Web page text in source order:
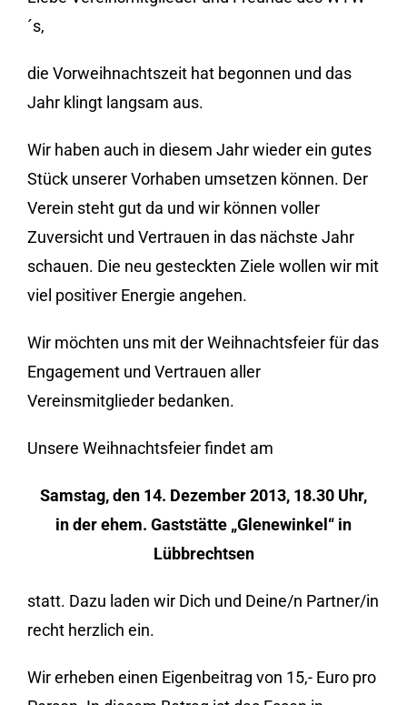
´s,
die Vorweihnachtszeit hat begonnen und das
Jahr klingt langsam aus.
Wir haben auch in diesem Jahr wieder ein gutes
Stück unserer Vorhaben umsetzen können. Der
Verein steht gut da und wir können voller
Zuversicht und Vertrauen in das nächste Jahr
schauen. Die neu gesteckten Ziele wollen wir mit
viel positiver Energie angehen.
Wir möchten uns mit der Weihnachtsfeier für das
Engagement und Vertrauen aller
Vereinsmitglieder bedanken.
Unsere Weihnachtsfeier findet am
Samstag, den 14. Dezember 2013, 18.30 Uhr,
in der ehem. Gaststätte „Glenewinkel“ in
Lübbrechtsen
statt. Dazu laden wir Dich und Deine/n Partner/in
recht herzlich ein.
Wir erheben einen Eigenbeitrag von 15,- Euro pro